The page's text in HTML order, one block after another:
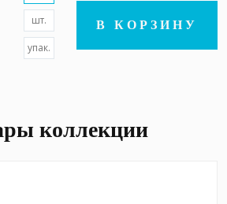
шт.
упак.
В КОРЗИНУ
коллекции